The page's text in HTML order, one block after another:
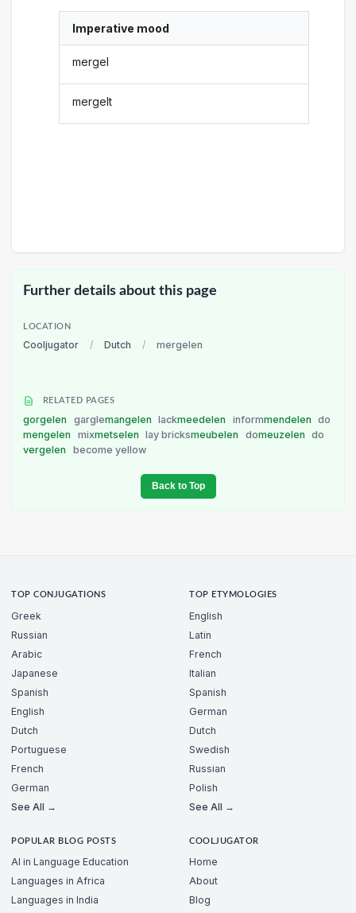
Imperative mood
mergel
mergelt
Further details about this page
LOCATION
Cooljugator / Dutch / mergelen
RELATED PAGES
gorgelen garglemangelen lackmeedelen informmendelen
do
mengelen
mixmetselen lay bricksmeubelen domeuzelen
do
vergelen
become yellow
Back to Top
TOP CONJUGATIONS
Greek
Russian
Arabic
Japanese
Spanish
English
Dutch
Portuguese
French
German
See All →
TOP ETYMOLOGIES
English
Latin
French
Italian
Spanish
German
Dutch
Swedish
Russian
Polish
See All →
POPULAR BLOG POSTS
AI in Language Education
Languages in Africa
Languages in India
COOLJUGATOR
Home
About
Blog